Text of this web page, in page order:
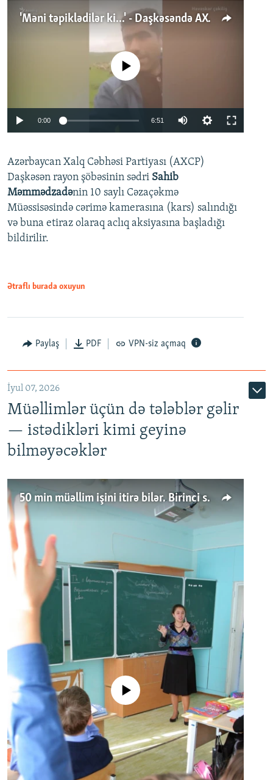
'Məni təpiklədilər ki...' - Daşkəsəndə AXCP fəalının yaxınları onun həbsinə etiraz edirlər
Auto 240p 360p
720p 1080p
No media source currently available
0:00 6:51
360p
720p
1080p
Azərbaycan Xalq Cəbhəsi Partiyası (AXCP)
Daşkəsən rayon şöbəsinin sədri Sahib
Məmmədzadənin 10 saylı Cəzaçəkmə
Müəssisəsində cərimə kamerasına (kars) salındığı
və buna etiraz olaraq aclıq aksiyasına başladığı
bildirilir.
Ətraflı burada oxuyun
Paylaş PDF VPN-siz açmaq
İyul 07, 2026
Müəllimlər üçün də tələblər gəlir
— istədikləri kimi geyinə
bilməyəcəklər
50 min müəllim işini itirə bilər. Birinci sinfə gedənlər azalır
No media source currently available